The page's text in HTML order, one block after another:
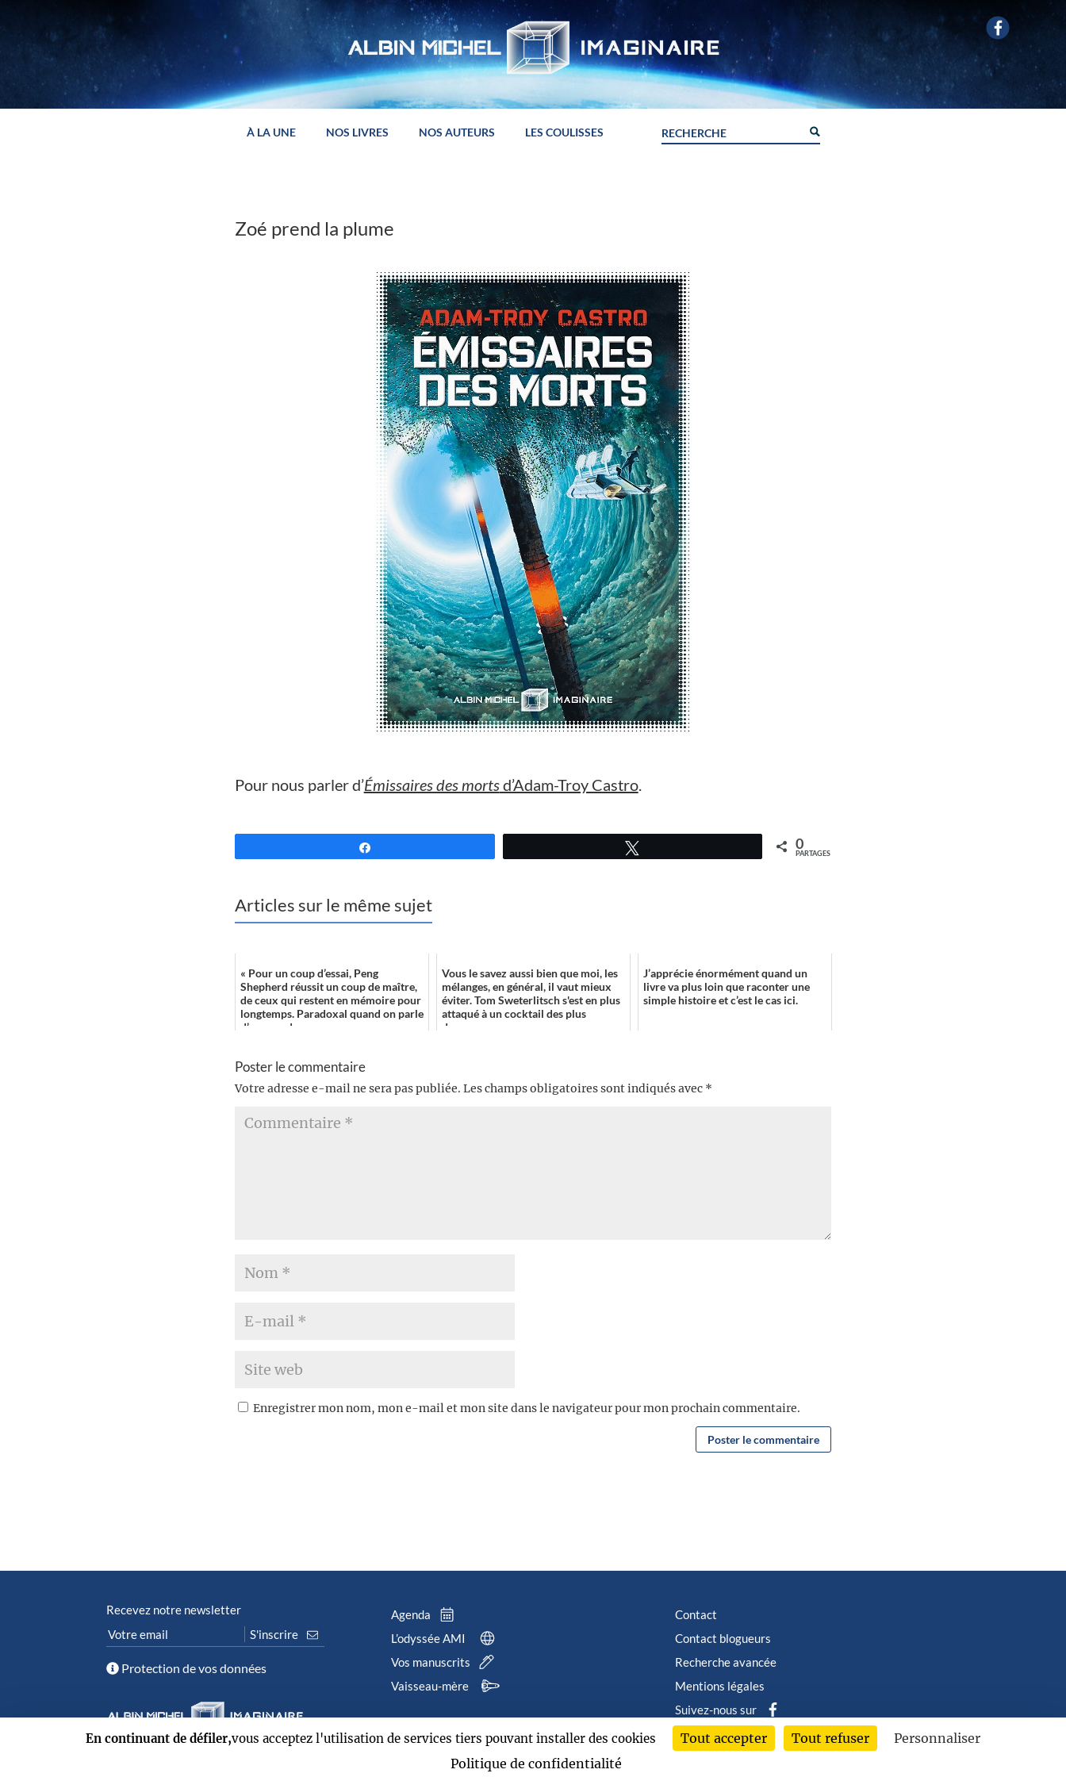
À LA UNE NOS LIVRES NOS AUTEURS LES COULISSES
Zoé prend la plume
Pour nous parler d’Émissaires des mortsd’Adam-Troy Castro.
0
PARTAGES
Articles sur le même sujet
« Pour un coup d’essai, Peng
Shepherd réussit un coup de maître,
de ceux qui restent en mémoire pour
longtemps. Paradoxal quand on parle
d’un monde qu...
Vous le savez aussi bien que moi, les
mélanges, en général, il vaut mieux
éviter. Tom Sweterlitsch s'est en plus
attaqué à un cocktail des plus
danger...
J’apprécie énormément quand un
livre va plus loin que raconter une
simple histoire et c’est le cas ici.
Poster le commentaire
Votre adresse e-mail ne sera pas publiée. Les champs obligatoires sont indiqués avec *
Enregistrer mon nom, mon e-mail et mon site dans le navigateur pour mon prochain commentaire.
Recevez notre newsletter
Protection de vos données
Agenda
L’odyssée AMI
Vos manuscrits
Vaisseau-mère
Contact
Contact blogueurs
Recherche avancée
Mentions légales
Suivez-nous sur
2026 © Albin Michel Imaginaire - Tous droits réservés
En continuant de défiler,vous acceptez l'utilisation de services tiers pouvant installer des cookies Tout accepter Tout refuser
Personnaliser
Politique de confidentialité